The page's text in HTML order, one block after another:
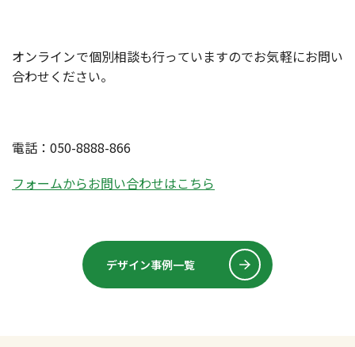
オンラインで個別相談も行っていますのでお気軽にお問い
合わせください。
電話：050-8888-866
フォームからお問い合わせはこちら
デザイン事例一覧